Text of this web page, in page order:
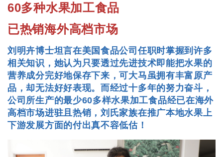
60多种水果加工食品
已热销海外高档市场
刘明卉博士坦言在美国食品公司任职时掌握到许多
相关知识，她认为只要透过先进技术即能把水果的
营养成分完好地保存下来，可大马虽拥有丰富原产
品，却无法好好表现。而经过十多年的努力奋斗，
公司所生产的最少60多样水果加工食品经已在海外
高档市场进驻且热销，刘氏家族在推广本地水果上
下游发展方面的付出真不容低估！